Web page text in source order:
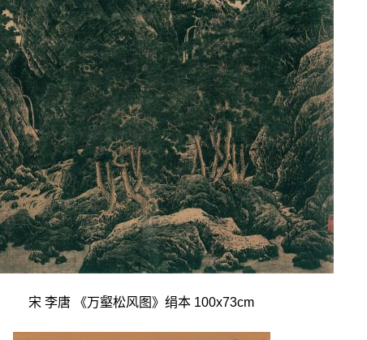
宋 李唐 《万壑松风图》绢本 100x73cm